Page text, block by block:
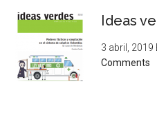
Ideas
3 abril, 2019
Comments